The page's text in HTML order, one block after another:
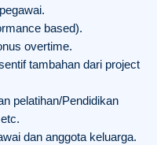
based).
overtime.
tambahan dari project
pelatihan/Pendidikan
dan anggota keluarga.